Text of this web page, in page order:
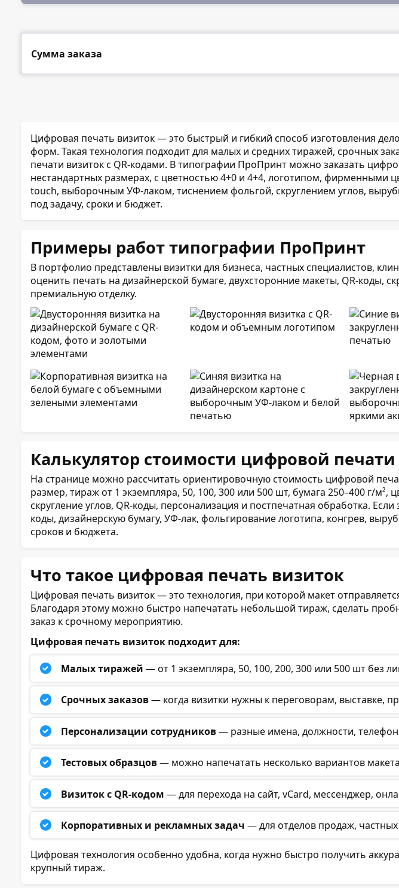
Сумма заказа
Цифровая печать визиток — это быстрый и гибкий способ изготовления
форм. Такая технология подходит для малых и средних тиражей, срочных
печати визиток с QR-кодами. В типографии ПроПринт можно заказать
нестандартных размерах, с цветностью 4+0 и 4+4, логотипом,
touch, выборочным УФ-лаком, тиснением фольгой, скруглением углов,
под задачу, сроки и бюджет.
Примеры работ типографии ПроПринт
В портфолио представлены визитки для бизнеса, частных специалистов,
оценить печать на дизайнерской бумаге, двухсторонние макеты, QR-коды,
премиальную отделку.
Калькулятор стоимости цифровой
На странице можно рассчитать ориентировочную стоимость цифровой
размер, тираж от 1 экземпляра, 50, 100, 300 или 500 шт, бумага 250–400 г/
скругление углов, QR-коды, персонализация и постпечатная обработка.
коды, дизайнерскую бумагу, УФ-лак, фольгирование логотипа, конгрев,
сроков и бюджета.
Что такое цифровая печать визиток
Цифровая печать визиток — это технология, при которой макет
Благодаря этому можно быстро напечатать небольшой тираж, сделать
заказ к срочному мероприятию.
Цифровая печать визиток подходит для:
Малых тиражей — от 1 экземпляра, 50, 100, 200, 300 или 500 шт без
Срочных заказов— когда визитки нужны к переговорам, выставке,
Персонализации сотрудников— разные имена, должности,
Тестовых образцов— можно напечатать несколько вариантов
Визиток с QR-кодом — для перехода на сайт, vCard, мессенджер,
Корпоративных и рекламных задач — для отделов продаж,
Цифровая технология особенно удобна, когда нужно быстро получить
крупный тираж.